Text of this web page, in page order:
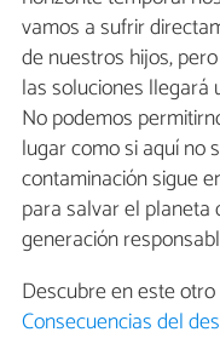
vamos a sufrir
de nuestros hijos,
las soluciones llegará
No podemos
lugar como si aquí no
contaminación sigue
para salvar el
generación
Descubre en este
Consecuencias del